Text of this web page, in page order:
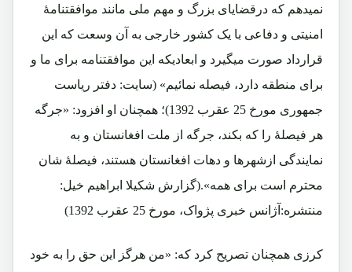
نمیدهم که درقضایای بزرگ و مهم ملی مانند موافقتنامۀ
امنیتی و دفاعی با یک کشور خارجی به آن وسعت که این
قرارداد صورت میگیرد و ابعادیکه این موافقتنامه برای ما و
برای منطقه دارد، فیصله نمائیم» (سایت: دفتر ریاست
جمهوری مورخ 25 عقرب 1392)؛ همچنان او افزود: «جرگه
هر فیصلۀ را که بکند، جرگه از ملت افغانستان و به
نمایندگی ازشهرها و دهات افغانستان هستند، فیصلۀ شان
محترم است برای همه».(گزارش شکیلا ابراهیم خیل:
منتشره:آژانس خبری پژواک، مورخ 25 عقرب 1392)
کرزی همچنان تصریح کرد که: «من هرگز این حق را به خود